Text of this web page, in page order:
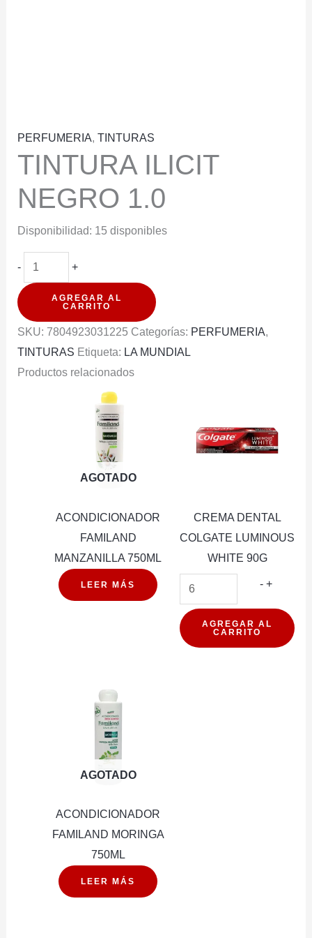
PERFUMERIA, TINTURAS
TINTURA ILICIT
NEGRO 1.0
Disponibilidad: 15 disponibles
-
TINTURA
ILICIT
NEGRO
1.0
+
AGREGAR AL
CARRITO
SKU: 7804923031225 Categorías: PERFUMERIA,
TINTURAS Etiqueta: LA MUNDIAL
Productos relacionados
AGOTADO
ACONDICIONADOR
FAMILAND
MANZANILLA 750ML
LEER MÁS
CREMA DENTAL
COLGATE LUMINOUS
WHITE 90G
- CREMA
+
AGREGAR AL
CARRITO
AGOTADO
ACONDICIONADOR
FAMILAND MORINGA
750ML
LEER MÁS